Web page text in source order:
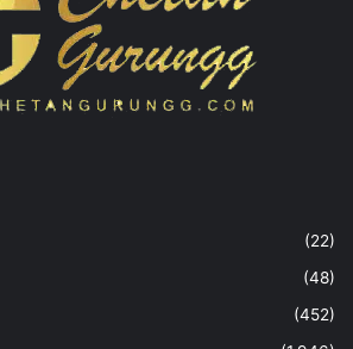
(22)
(48)
(452)